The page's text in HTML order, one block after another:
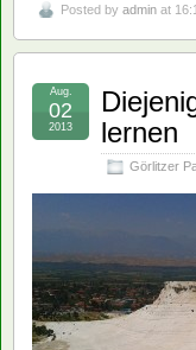
Posted by admin at
lernen
Görlitzer
Aug.
02
2013